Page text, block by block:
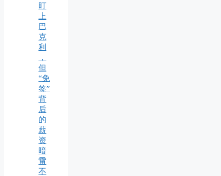
盯
上
巴
克
利
，
但
“免
签”
背
后
的
薪
资
暗
雷
不